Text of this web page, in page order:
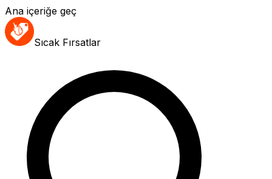
Ana içeriğe geç
Sıcak Fırsatlar